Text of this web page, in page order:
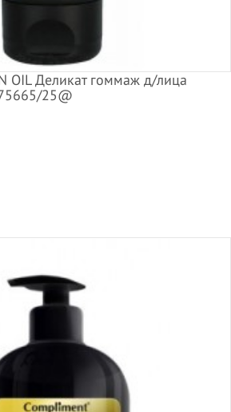
OIL Деликат гоммаж д/лица
25@